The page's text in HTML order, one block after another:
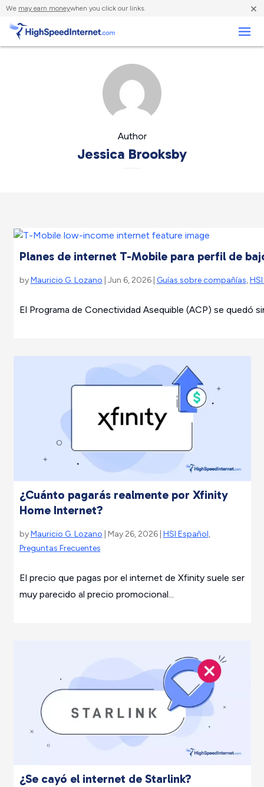
We may earn moneywhen you click our links. ×
Author
Jessica Brooksby
Planes de internet T-Mobile para perfil de
byMauricio G. Lozano | Jun 6, 2026 | Guías sobre compañías,
El Programa de Conectividad Asequible (ACP) se quedó
¿Cuánto pagarás realmente por Xfinity
Home Internet?
byMauricio G. Lozano | May 26, 2026 | HSI Español,
Preguntas Frecuentes
El precio que pagas por el internet de Xfinity suele ser
muy parecido al precio promocional...
¿Se cayó el internet de Starlink?